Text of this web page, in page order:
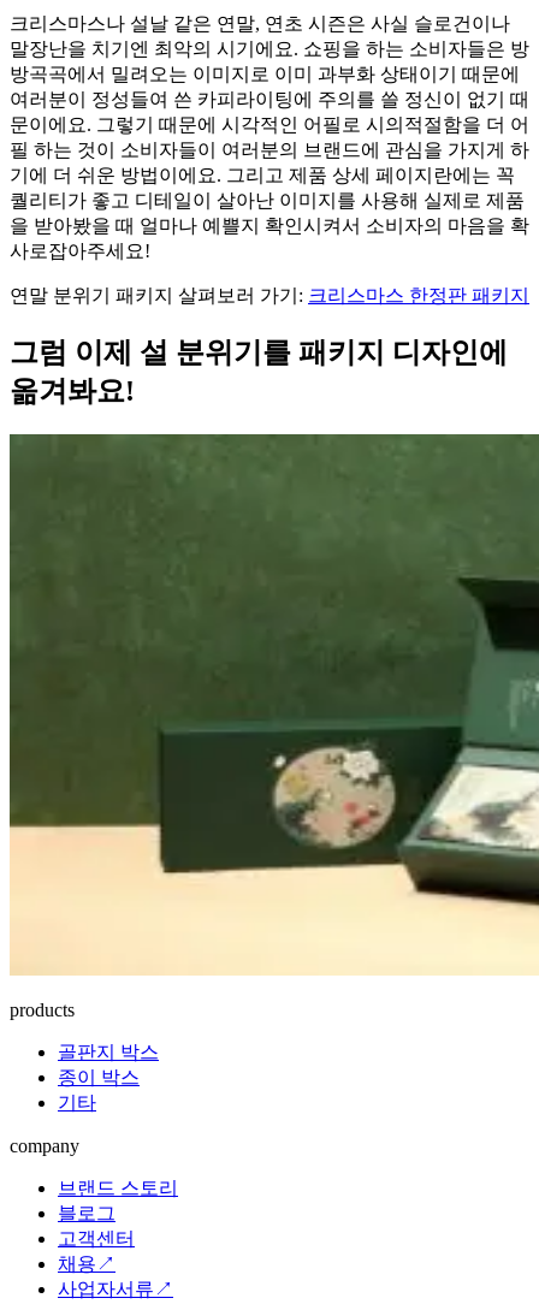
크리스마스나 설날 같은 연말, 연초 시즌은 사실 슬로건이나
말장난을 치기엔 최악의 시기에요. 쇼핑을 하는 소비자들은 방
방곡곡에서 밀려오는 이미지로 이미 과부화 상태이기 때문에
여러분이 정성들여 쓴 카피라이팅에 주의를 쓸 정신이 없기 때
문이에요. 그렇기 때문에 시각적인 어필로 시의적절함을 더 어
필 하는 것이 소비자들이 여러분의 브랜드에 관심을 가지게 하
기에 더 쉬운 방법이에요. 그리고 제품 상세 페이지란에는 꼭
퀄리티가 좋고 디테일이 살아난 이미지를 사용해 실제로 제품
을 받아봤을 때 얼마나 예쁠지 확인시켜서 소비자의 마음을 확
사로잡아주세요!
연말 분위기 패키지 살펴보러 가기: 크리스마스 한정판 패키지
그럼 이제 설 분위기를 패키지 디자인에
옮겨봐요!
products
골판지 박스
종이 박스
기타
company
브랜드 스토리
블로그
고객센터
채용↗
사업자서류↗